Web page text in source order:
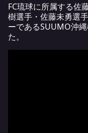
FC琉球に所属する佐
樹選手・佐藤未勇選
ーであるSUUMO沖
た。